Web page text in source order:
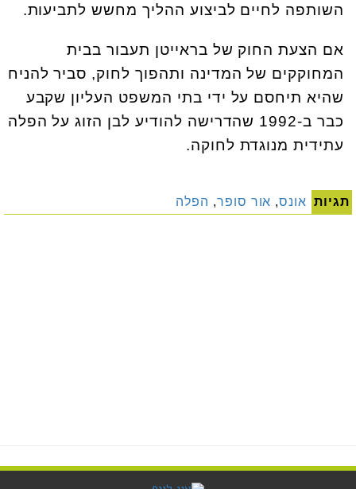
השותפה לחיים לביצוע ההליך מחשש לתביעות.
אם הצעת החוק של בראייטן תעבור בבית
המחוקקים של המדינה ותהפוך לחוק, סביר להניח
שהיא תיחסם על ידי בתי המשפט העליון שקבע
כבר ב-1992 שהדרישה להודיע לבן הזוג על הפלה
עתידית מנוגדת לחוקה.
תגיות אונס, אור סופר, הפלה